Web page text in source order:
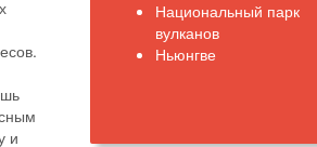
и
Национальный парк
вулканов
Ньюнгве